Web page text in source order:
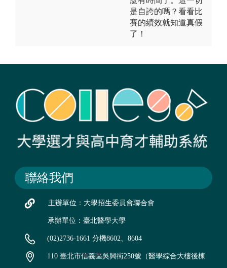
是自誇的嗎？看看比
賽的績效就知道真假
了！
聯絡我們
主辦單位：大學招生委員會聯合會
承辦單位：臺北醫學大學
(02)2736-1661 分機8602、8604
110 臺北市信義區吳興街250號（醫學綜合大樓後棟